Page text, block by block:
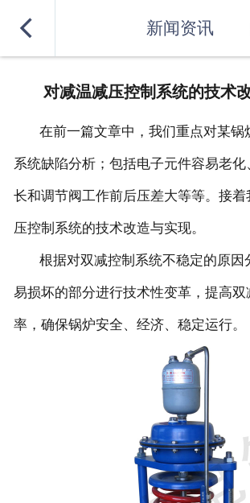
实
产
 新闻资讯
对减温减压控制系统的技术
在前一篇文章中，我们重点对某锅
系统缺陷分析；包括电子元件容易老
长和调节阀工作前后压差大等等。接
压控制系统的技术改造与实现。
根据对双减控制系统不稳定的原因
易损坏的部分进行技术性变革，提高
率，确保锅炉安全、经济、稳定运行。